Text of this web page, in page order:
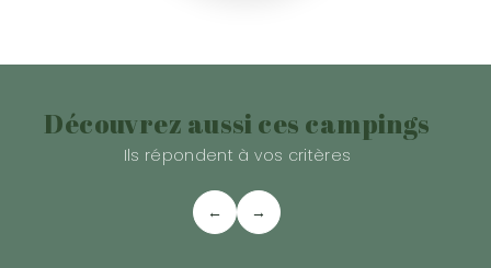
Découvrez aussi ces campings
Ils répondent à vos critères
← →